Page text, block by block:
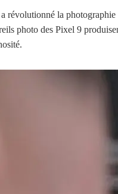
révolutionné la
photo des Pixel 9